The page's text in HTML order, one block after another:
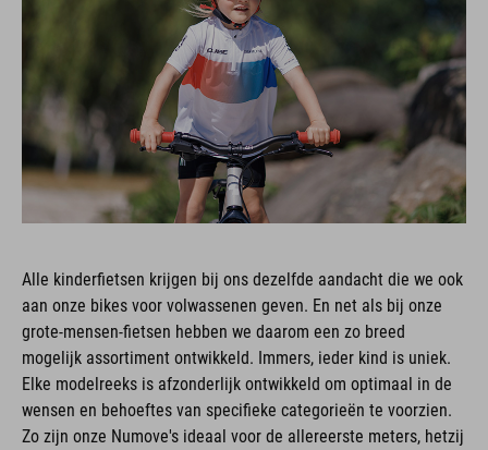
Alle kinderfietsen krijgen bij ons dezelfde aandacht die we ook
aan onze bikes voor volwassenen geven. En net als bij onze
grote-mensen-fietsen hebben we daarom een zo breed
mogelijk assortiment ontwikkeld. Immers, ieder kind is uniek.
Elke modelreeks is afzonderlijk ontwikkeld om optimaal in de
wensen en behoeftes van specifieke categorieën te voorzien.
Zo zijn onze Numove's ideaal voor de allereerste meters, hetzij